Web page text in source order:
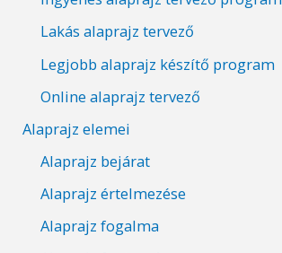
Lakás alaprajz tervező
Legjobb alaprajz készítő program
Online alaprajz tervező
Alaprajz elemei
Alaprajz bejárat
Alaprajz értelmezése
Alaprajz fogalma